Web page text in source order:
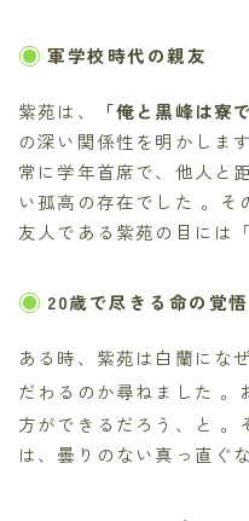
軍学校時代の親友
紫苑は、 「俺と黒峰は寮
の深い関係性を明かしま
常に学年首席で、他人と
い孤高の存在でした 。そ
友人である紫苑の目には
20歳で尽きる命の覚悟
ある時、紫苑は白蘭にな
だわるのか尋ねました 。
方ができるだろう、と 。
は、曇りのない真っ直ぐ